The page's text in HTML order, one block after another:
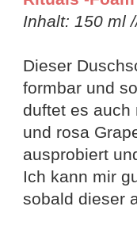
Inhalt: 150 ml
Dieser
formbar und
duftet es auch
und rosa
ausprobiert
Ich kann mir
sobald dieser